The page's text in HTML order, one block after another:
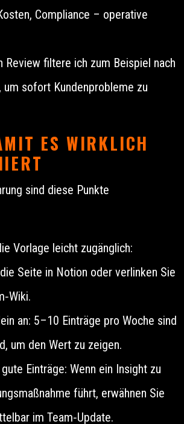
Compliance – operative
Review filtere ich zum Beispiel nach
um sofort Kundenprobleme zu
ES WIRKLICH
sind diese Punkte
Vorlage leicht zugänglich:
Seite in Notion oder verlinken Sie
an: 5–10 Einträge pro Woche sind
um den Wert zu zeigen.
Einträge: Wenn ein Insight zu
führt, erwähnen Sie
im Team‑Update.